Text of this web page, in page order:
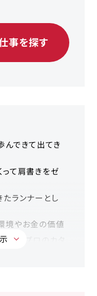
事を探す
んできて出てき
て肩書きをゼ
ランナーとし
境やお金の価値
んなプロのカタ